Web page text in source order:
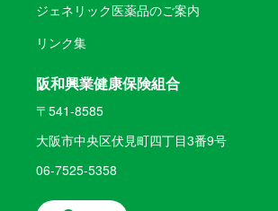
ジェネリック医薬品のご案内
リンク集
阪和興業健康保険組合
〒541-8585
大阪市中央区伏見町四丁目3番9号
06-7525-5358